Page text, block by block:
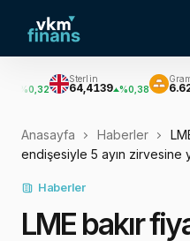
64,4139 %0,38
Gram Altın
6.627,55
Anasayfa Haberler
endişesiyle 5 ayın zirvesine
Haberler
LME bakır